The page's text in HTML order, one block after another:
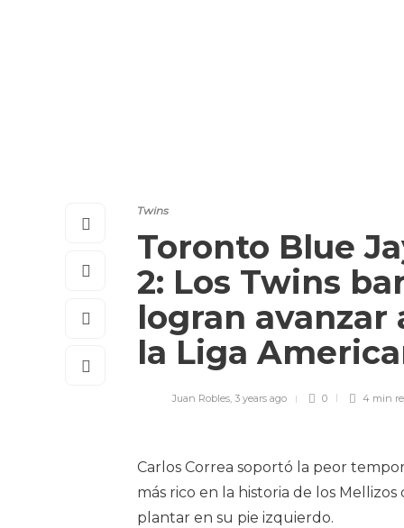
Twins
Toronto Blue
2: Los Twins
logran avanzar
la Liga
Juan Robles, 3 years ago 0 4 min
Carlos Correa soportó la peor
más rico en la historia de los
plantar en su pie izquierdo.